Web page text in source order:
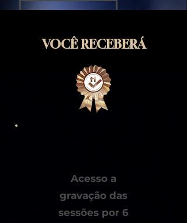
VOCÊ RECEBERÁ
Acesso a
gravação das
sessões por 6